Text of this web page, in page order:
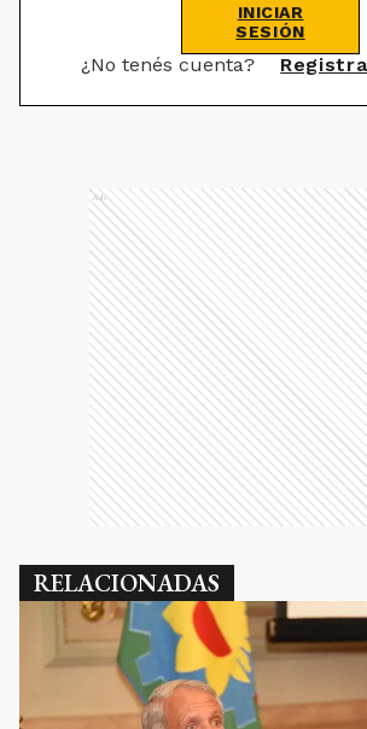
INICIAR
SESIÓN
¿No tenés cuenta?
Ads
RELACIONADAS